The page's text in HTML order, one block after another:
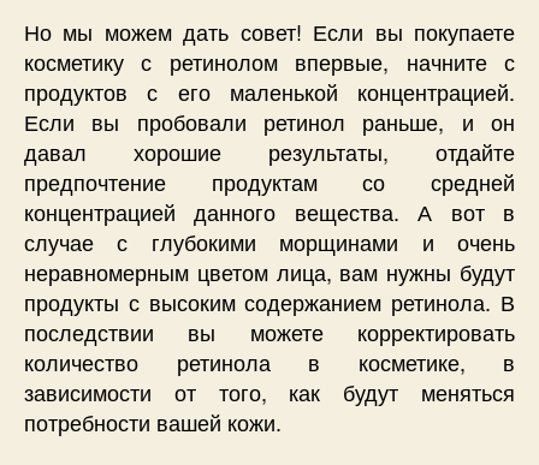
Но мы можем дать совет! Если вы покупаете
косметику с ретинолом впервые, начните с
продуктов с его маленькой концентрацией.
Если вы пробовали ретинол раньше, и он
давал хорошие результаты, отдайте
предпочтение продуктам со средней
концентрацией данного вещества. А вот в
случае с глубокими морщинами и очень
неравномерным цветом лица, вам нужны будут
продукты с высоким содержанием ретинола. В
последствии вы можете корректировать
количество ретинола в косметике, в
зависимости от того, как будут меняться
потребности вашей кожи.